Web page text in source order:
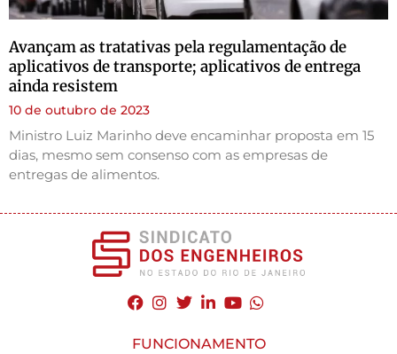
Avançam as tratativas pela regulamentação de
aplicativos de transporte; aplicativos de entrega
ainda resistem
10 de outubro de 2023
Ministro Luiz Marinho deve encaminhar proposta em 15
dias, mesmo sem consenso com as empresas de
entregas de alimentos.
FUNCIONAMENTO